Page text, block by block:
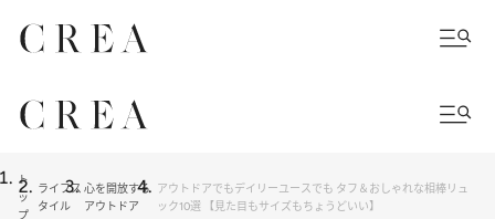
ト
ッ
プ
ライフス
タイル
心を開放する
アウトドア
アウトドアでもデイリーユースでも タフ＆おしゃれな相棒リュ
ック10選 【見た目もサイズもちょうどいい】